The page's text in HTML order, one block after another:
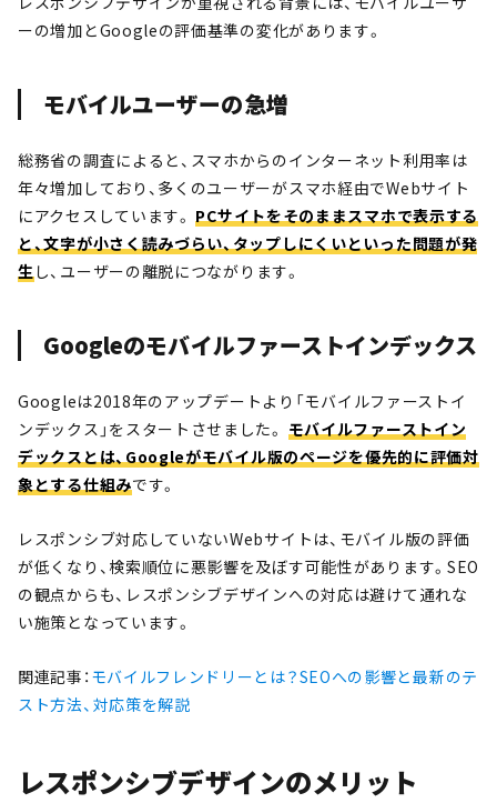
ーの増加とGoogleの評価基準の変化があります。
モバイルユーザーの急増
総務省の調査によると、スマホからのインターネット利用率は
年々増加しており、多くのユーザーがスマホ経由でWebサイト
にアクセスしています。PCサイトをそのままスマホで表示する
と、文字が小さく読みづらい、タップしにくいといった問題が発
生し、ユーザーの離脱につながります。
Googleのモバイルファーストインデックス
Googleは2018年のアップデートより「モバイルファーストイ
ンデックス」をスタートさせました。 モバイルファーストイン
デックスとは、Googleがモバイル版のページを優先的に評価対
象とする仕組みです。
レスポンシブ対応していないWebサイトは、モバイル版の評価
が低くなり、検索順位に悪影響を及ぼす可能性があります。SEO
の観点からも、レスポンシブデザインへの対応は避けて通れな
い施策となっています。
関連記事：モバイルフレンドリーとは？SEOへの影響と最新のテ
スト方法、対応策を解説
レスポンシブデザインのメリット